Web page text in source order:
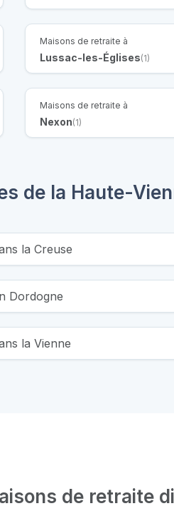
Maisons de retraite à
Lussac-les-Églises(1)
Maisons de retraite à
Nexon(1)
de la Haute-
la Creuse
Dordogne
la Vienne
de retraite